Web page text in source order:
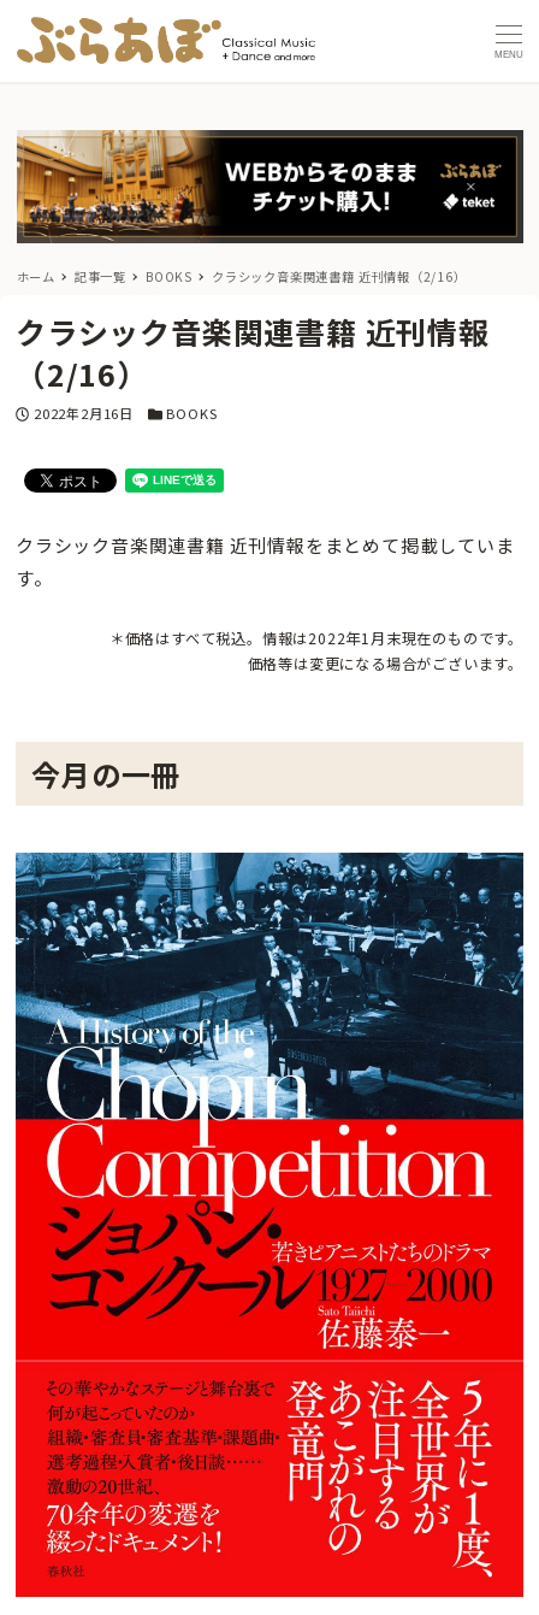
MENU
ホーム 記事一覧 BOOKS クラシック音楽関連書籍 近刊情報（2/16）
クラシック音楽関連書籍 近刊情報
（2/16）
投稿日
2022年2月16日 カテゴリー
BOOKS
クラシック音楽関連書籍 近刊情報をまとめて掲載していま
す。
＊価格はすべて税込。情報は2022年1月末現在のものです。
価格等は変更になる場合がございます。
今月の一冊